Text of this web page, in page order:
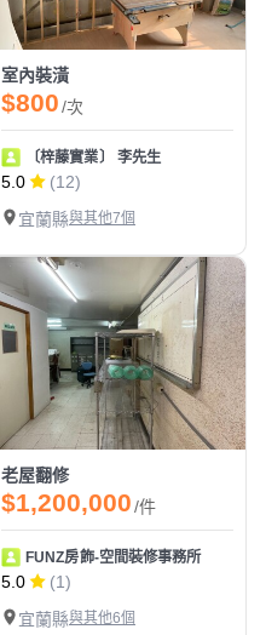
室內裝潢
$800/次
〔梓藤實業〕 李先生
5.0
(12)
宜蘭縣與其他7個
老屋翻修
$1,200,000/件
FUNZ房飾-空間裝修事務所
5.0
(1)
宜蘭縣與其他6個